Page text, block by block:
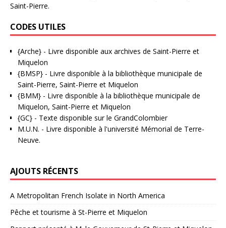
Saint-Pierre.
CODES UTILES
{Arche} - Livre disponible aux archives de Saint-Pierre et
Miquelon
{BMSP} - Livre disponible à la bibliothèque municipale de
Saint-Pierre, Saint-Pierre et Miquelon
{BMM} - Livre disponible à la bibliothèque municipale de
Miquelon, Saint-Pierre et Miquelon
{GC} - Texte disponible sur le GrandColombier
M.U.N. - Livre disponible à l'université Mémorial de Terre-
Neuve.
AJOUTS RÉCENTS
A Metropolitan French Isolate in North America
Pêche et tourisme à St-Pierre et Miquelon